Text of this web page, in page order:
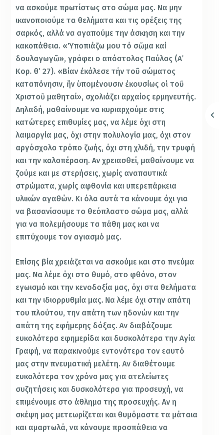
να ασκούμε πρωτίστως στο σώμα µας. Να μην
ικανοποιούμε τα θελήματα και τις ορέξεις της
σαρκός, αλλά να αγαπούμε την άσκηση και την
κακοπάθεια. «Ὑποπιάζω µου τό σῶµα καί
δουλαγωγῶ», γράφει ο απόστολος Παύλος (Α’
Κορ. θ’ 27). «Βίαν ἐκάλεσε τήν τοῦ σώµατος
καταπόνησιν, ἥν ὑποµένουσιν ἐκουσίως οἱ τοῦ
Χριστοῦ μαθηταί», σχολιάζει αρχαίος ερμηνευτής.
Δηλαδή, μαθαίνουμε να κυριαρχούμε στις
κατώτερες επιθυμίες µας, να λέμε όχι στη
λαιμαργία µας, όχι στην πολυλογία µας, όχι στον
αργόσχολο τρόπο ζωής, όχι στη χλιδή, την τρυφή
και την καλοπέραση. Αν χρειασθεί, μαθαίνουμε να
ζούμε και µε στερήσεις, χωρίς αναπαυτικά
στρώματα, χωρίς αφθονία και υπερεπάρκεια
υλικών αγαθών. Κι όλα αυτά τα κάνουμε όχι για
να βασανίσουμε το θεόπλαστο σώμα µας, αλλά
για να πολεμήσουμε τα πάθη µας και να
επιτύχουμε τον αγιασμό µας.
Επίσης βία χρειάζεται να ασκούμε και στο πνεύμα
µας. Να λέμε όχι στο θυμό, στο φθόνο, στον
εγωισμό και την κενοδοξία µας, όχι στα θελήματα
και την ιδιορρυθμία µας. Να λέμε όχι στην απάτη
του πλούτου, την απάτη των ηδονών και την
απάτη της εφήμερης δόξας. Αν διαβάζουμε
ευκολότερα εφημερίδα και δυσκολότερα την Αγία
Γραφή, να παρακινούμε εντονότερα τον εαυτό
µας στην πνευματική μελέτη. Αν διαθέτουμε
ευκολότερα τον χρόνο µας για ατελείωτες
συζητήσεις και δυσκολότερα για προσευχή, να
επιμένουμε στο άθλημα της προσευχής. Αν η
σκέψη µας μετεωρίζεται και θυμόμαστε τα μάταια
και αμαρτωλά, να κάνουμε προσπάθεια να